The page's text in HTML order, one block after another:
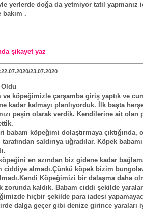
yerlerde doğa da yetmiyor tatil yapmanız
bakım .
şikayet yaz
23.07.2020
ve köpeğimizle çarşamba giriş yaptık ve
kadar kalmayı planlıyorduk. İlk başta
peşin olarak verdik. Kendilerine ait olan
babam köpeğimi dolaştırmaya çıktığında,
saldırıya uğradılar. Köpek babamı
en azından biz gidene kadar
ciddiye almadı.Çünkü köpek bizim
Köpeğimizi bir dalaşma daha
zorunda kaldık. Babam ciddi şekilde
hiçbir şekilde para iadesi
dalga geçer gibi denize girince yaraları